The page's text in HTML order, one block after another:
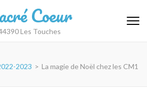
Coeur
Les Touches
2023 > La magie de Noël chez les CM1